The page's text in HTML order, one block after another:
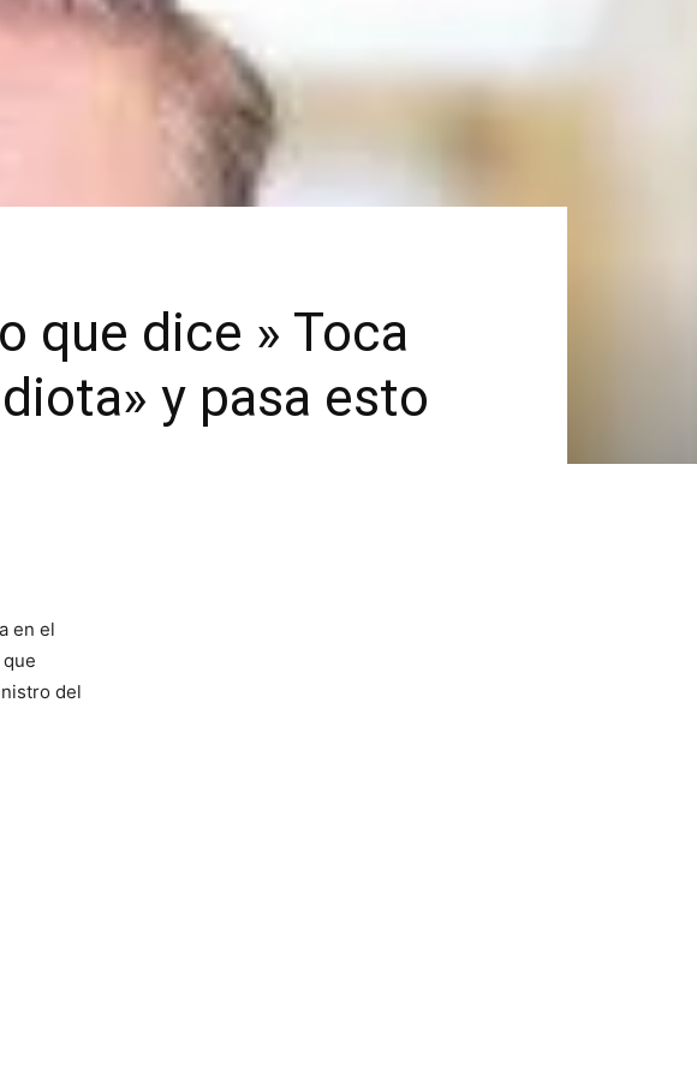
que dice » Toca
y pasa esto
en el
del